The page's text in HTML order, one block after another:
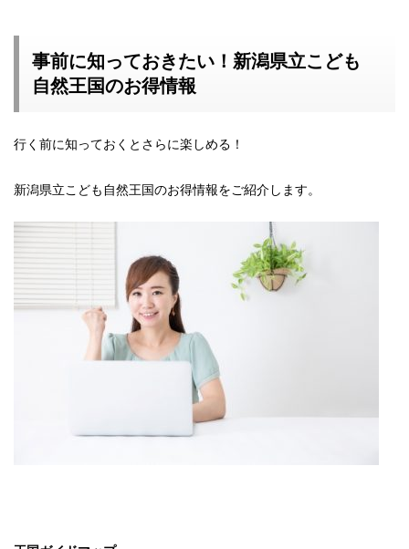
事前に知っておきたい！新潟県立こども
自然王国のお得情報
行く前に知っておくとさらに楽しめる！
新潟県立こども自然王国のお得情報をご紹介します。